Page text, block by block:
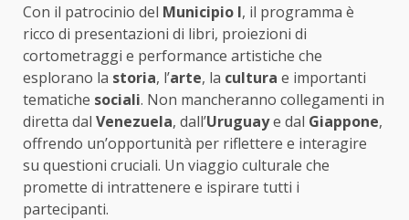
Con il patrocinio del Municipio I, il programma è
ricco di presentazioni di libri, proiezioni di
cortometraggi e performance artistiche che
esplorano la storia, l’arte, la cultura e importanti
tematiche sociali. Non mancheranno collegamenti in
diretta dal Venezuela, dall’Uruguaye dal Giappone,
offrendo un’opportunità per riflettere e interagire
su questioni cruciali. Un viaggio culturale che
promette di intrattenere e ispirare tutti i
partecipanti.